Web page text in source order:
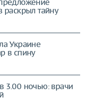
раскрыл тайну
Украине
в спину
3.00 ночью: врачи